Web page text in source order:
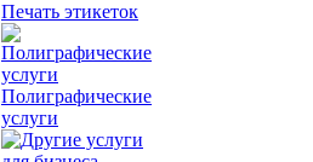
Печать этикеток
Полиграфические
услуги